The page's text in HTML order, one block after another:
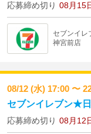
応募締め切り 08月15
セブンイレ
神宮前店
08/12 (水) 17:00 〜
セブンイレブン★
応募締め切り 08月12